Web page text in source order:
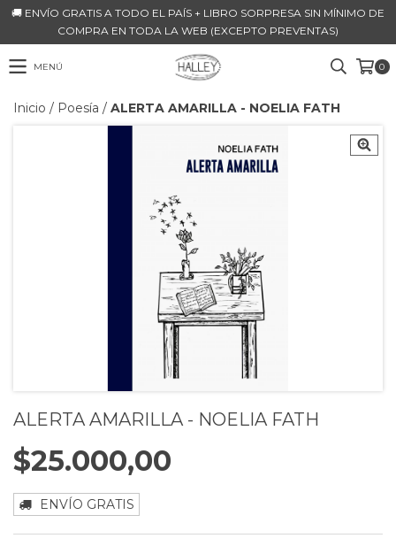
🚚 ENVÍO GRATIS A TODO EL PAÍS + LIBRO SORPRESA SIN MÍNIMO DE
COMPRA EN TODA LA WEB (EXCEPTO PREVENTAS)
MENÚ 0
Inicio / Poesía / ALERTA AMARILLA - NOELIA FATH
ALERTA AMARILLA - NOELIA FATH
$25.000,00
ENVÍO GRATIS